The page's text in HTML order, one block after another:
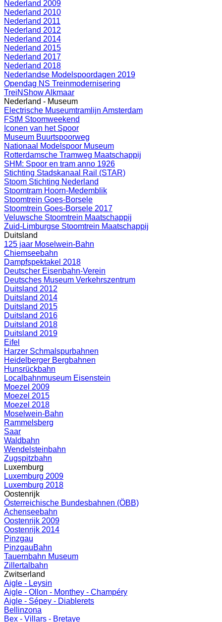
Nederland 2009
Nederland 2010
Nederland 2011
Nederland 2012
Nederland 2014
Nederland 2015
Nederland 2017
Nederland 2018
Nederlandse Modelspoordagen 2019
Opendag NS Treinmodernisering
TreiNShow Alkmaar
Nederland - Museum
Electrische Museumtramlijn Amsterdam
FStM Stoomweekend
Iconen van het Spoor
Museum Buurtspoorweg
Nationaal Modelspoor Museum
Rotterdamsche Tramweg Maatschappij
SHM: Spoor en tram anno 1926
Stichting Stadskanaal Rail (STAR)
Stoom Stichting Nederland
Stoomtram Hoorn-Medemblik
Stoomtrein Goes-Borsele
Stoomtrein Goes-Borsele 2017
Veluwsche Stoomtrein Maatschappij
Zuid-Limburgse Stoomtrein Maatschappij
Duitsland
125 jaar Moselwein-Bahn
Chiemseebahn
Dampfspektakel 2018
Deutscher Eisenbahn-Verein
Deutsches Museum Verkehrszentrum
Duitsland 2012
Duitsland 2014
Duitsland 2015
Duitsland 2016
Duitsland 2018
Duitsland 2019
Eifel
Harzer Schmalspurbahnen
Heidelberger Bergbahnen
Hunsrückbahn
Localbahnmuseum Eisenstein
Moezel 2009
Moezel 2015
Moezel 2018
Moselwein-Bahn
Rammelsberg
Saar
Waldbahn
Wendelsteinbahn
Zugspitzbahn
Luxemburg
Luxemburg 2009
Luxemburg 2018
Oostenrijk
Österreichische Bundesbahnen (ÖBB)
Achenseebahn
Oostenrijk 2009
Oostenrijk 2014
Pinzgau
PinzgauBahn
Tauernbahn Museum
Zillertalbahn
Zwitserland
Aigle - Leysin
Aigle - Ollon - Monthey - Champéry
Aigle - Sépey - Diablerets
Bellinzona
Bex - Villars - Bretaye